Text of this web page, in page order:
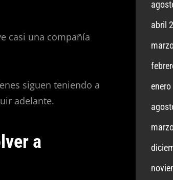
casi una compañía
siguen teniendo a
adelante.
a
abril